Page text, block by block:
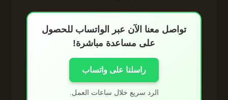
تواصل معنا الآن عبر الواتساب للحصول
على مساعدة مباشرة!
راسلنا على واتساب
الرد سريع خلال ساعات العمل.